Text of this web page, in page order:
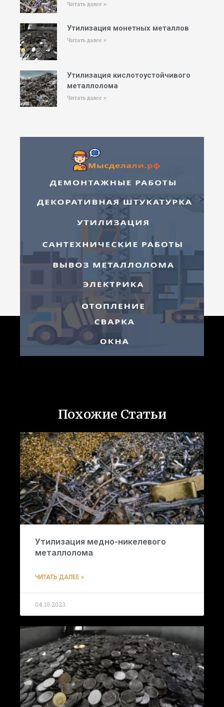
Читать далее »
Утилизация монетных металлов
Читать далее »
Утилизация кислотоустойчивого
металлолома
Читать далее »
Похожие Статьи
Утилизация медно-никелевого
металлолома
ЧИТАТЬ ДАЛЕЕ »
04.10.2023